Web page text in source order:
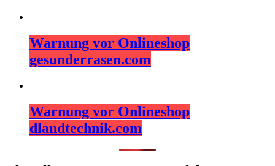
Warnung vor Onlineshop
gesunderrasen.com
Warnung vor Onlineshop
dlandtechnik.com